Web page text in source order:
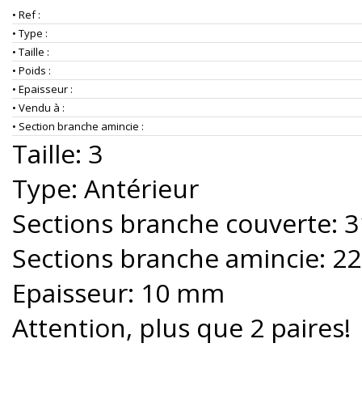
• Ref :
• Type :
• Taille :
• Poids :
• Epaisseur :
• Vendu à :
• Section branche amincie :
Taille: 3
Type: Antérieur
Sections branche couverte:
Sections branche amincie:
Epaisseur: 10 mm
Attention, plus que 2 paires!